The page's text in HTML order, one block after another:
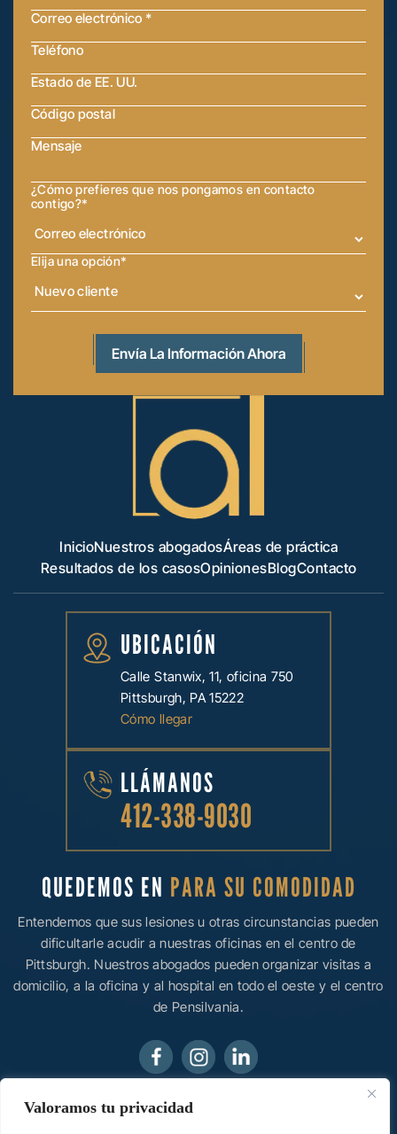
Valoramos tu privacidad
¿Cómo prefieres que nos pongamos en contacto
contigo?*
Elija una opción*
InicioNuestros abogadosÁreas de práctica
Resultados de los casosOpinionesBlogContacto
UBICACIÓN
Calle Stanwix, 11, oficina 750
Pittsburgh, PA 15222
Cómo llegar
LLÁMANOS
412-338-9030
QUEDEMOS EN PARA SU COMODIDAD
Entendemos que sus lesiones u otras circunstancias pueden
dificultarle acudir a nuestras oficinas en el centro de
Pittsburgh. Nuestros abogados pueden organizar visitas a
domicilio, a la oficina y al hospital en todo el oeste y el centro
de Pensilvania.
© 2026 Ainsman Levine, LLC • Todos los derechos